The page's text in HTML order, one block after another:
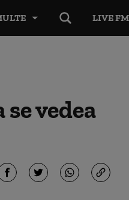
LIVE FM
vedea